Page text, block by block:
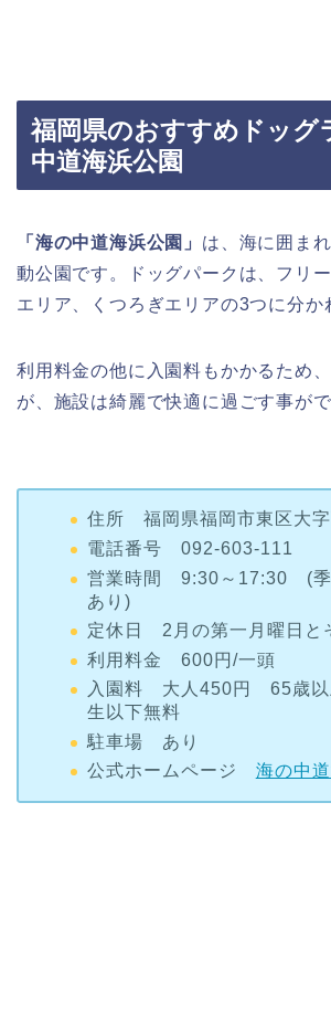
福岡県のおすすめドッ
中道海浜公園
動公園です。ドッグパークは、フリ
エリア、くつろぎエリアの3つに分か
が、施設は綺麗で快適に過ごす事が
電話番号 092-603-111
営業時間 9:30～17:30 (季
あり)
定休日 2月の第一月曜日と
利用料金 600円/一頭
入園料 大人450円 65歳以
生以下無料
駐車場 あり
公式ホームページ